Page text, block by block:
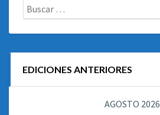
Buscar:
EDICIONES ANTERIORES
AGOSTO 2026